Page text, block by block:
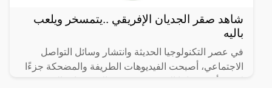
شاهد صقر الجديان الإفريقي ..يتمسخر ويلعب
باليه
في عصر التكنولوجيا الحديثة وانتشار وسائل التواصل
الاجتماعي، أصبحت الفيديوهات الطريفة والمضحكة جزءًا